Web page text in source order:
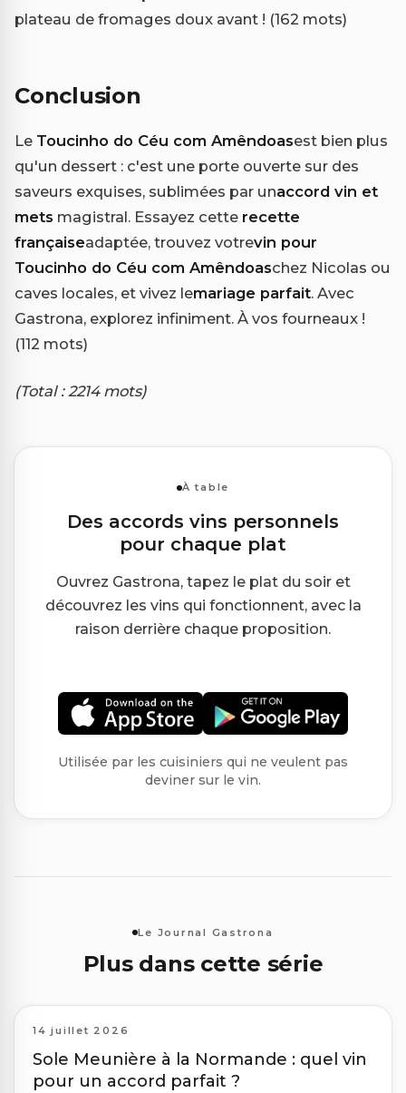
plateau de fromages doux avant ! (162 mots)
Conclusion
Le Toucinho do Céu com Amêndoasest bien plus
qu'un dessert : c'est une porte ouverte sur des
saveurs exquises, sublimées par unaccord vin et
mets magistral. Essayez cette recette
françaiseadaptée, trouvez votrevin pour
Toucinho do Céu com Amêndoaschez Nicolas ou
caves locales, et vivez lemariage parfait. Avec
Gastrona, explorez infiniment. À vos fourneaux !
(112 mots)
(Total : 2214 mots)
À table
Des accords vins personnels
pour chaque plat
Ouvrez Gastrona, tapez le plat du soir et
découvrez les vins qui fonctionnent, avec la
raison derrière chaque proposition.
Utilisée par les cuisiniers qui ne veulent pas
deviner sur le vin.
Le Journal Gastrona
Plus dans cette série
14 juillet 2026
Sole Meunière à la Normande : quel vin
pour un accord parfait ?